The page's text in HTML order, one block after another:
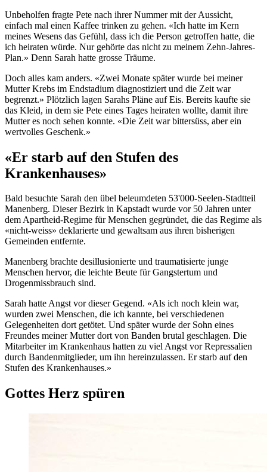
Unbeholfen fragte Pete nach ihrer Nummer mit der Aussicht,
einfach mal einen Kaffee trinken zu gehen. «Ich hatte im Kern
meines Wesens das Gefühl, dass ich die Person getroffen hatte, die
ich heiraten würde. Nur gehörte das nicht zu meinem Zehn-Jahres-
Plan.» Denn Sarah hatte grosse Träume.
Doch alles kam anders. «Zwei Monate später wurde bei meiner
Mutter Krebs im Endstadium diagnostiziert und die Zeit war
begrenzt.» Plötzlich lagen Sarahs Pläne auf Eis. Bereits kaufte sie
das Kleid, in dem sie Pete eines Tages heiraten wollte, damit ihre
Mutter es noch sehen konnte. «Die Zeit war bittersüss, aber ein
wertvolles Geschenk.»
«Er starb auf den Stufen des
Krankenhauses»
Bald besuchte Sarah den übel beleumdeten 53'000-Seelen-Stadtteil
Manenberg. Dieser Bezirk in Kapstadt wurde vor 50 Jahren unter
dem Apartheid-Regime für Menschen gegründet, die das Regime als
«nicht-weiss» deklarierte und gewaltsam aus ihren bisherigen
Gemeinden entfernte.
Manenberg brachte desillusionierte und traumatisierte junge
Menschen hervor, die leichte Beute für Gangstertum und
Drogenmissbrauch sind.
Sarah hatte Angst vor dieser Gegend. «Als ich noch klein war,
wurden zwei Menschen, die ich kannte, bei verschiedenen
Gelegenheiten dort getötet. Und später wurde der Sohn eines
Freundes meiner Mutter dort von Banden brutal geschlagen. Die
Mitarbeiter im Krankenhaus hatten zu viel Angst vor Repressalien
durch Bandenmitglieder, um ihn hereinzulassen. Er starb auf den
Stufen des Krankenhauses.»
Gottes Herz spüren